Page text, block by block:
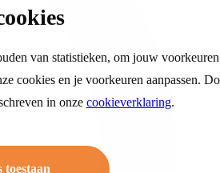
van statistieken, om jouw voorkeuren
cookies en je voorkeuren aanpassen.
in onze cookieverklaring.
toestaan